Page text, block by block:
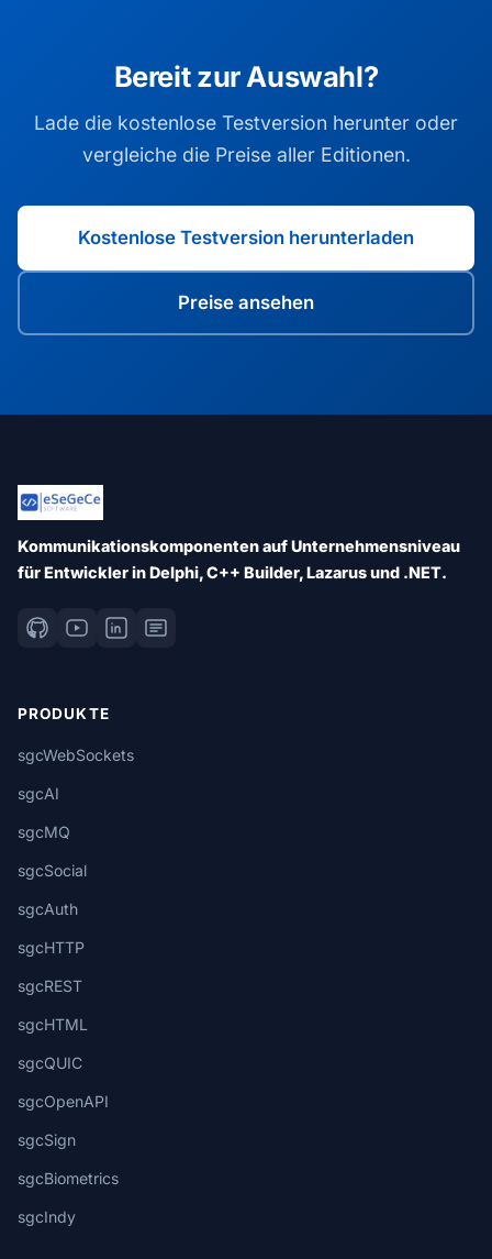
Bereit zur Auswahl?
Lade die kostenlose Testversion herunter oder
vergleiche die Preise aller Editionen.
Kostenlose Testversion herunterladen
Preise ansehen
Kommunikationskomponenten auf Unternehmensniveau
für Entwickler in Delphi, C++ Builder, Lazarus und .NET.
PRODUKTE
sgcWebSockets
sgcAI
sgcMQ
sgcSocial
sgcAuth
sgcHTTP
sgcREST
sgcHTML
sgcQUIC
sgcOpenAPI
sgcSign
sgcBiometrics
sgcIndy